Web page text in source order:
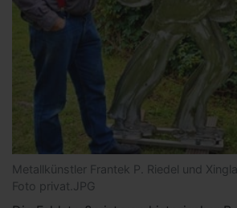
Metallkünstler Frantek P. Riedel und
Foto privat.JPG